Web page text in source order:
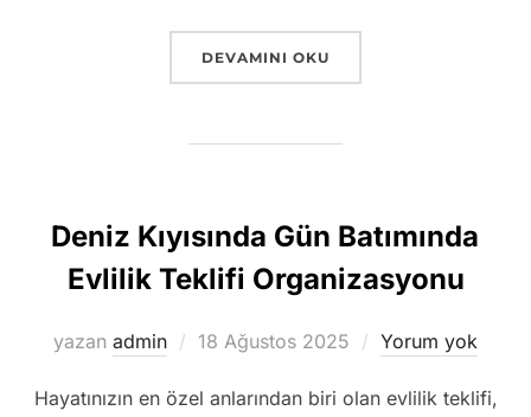
“DIKILI EVLILIK TEKLIFI
DEVAMINI OKU
Deniz Kıyısında Gün Batımında
Evlilik Teklifi Organizasyonu
yazan admin
Yayımlanma
18 Ağustos 2025 Yorum yok
Hayatınızın en özel anlarından biri olan evlilik teklifi,